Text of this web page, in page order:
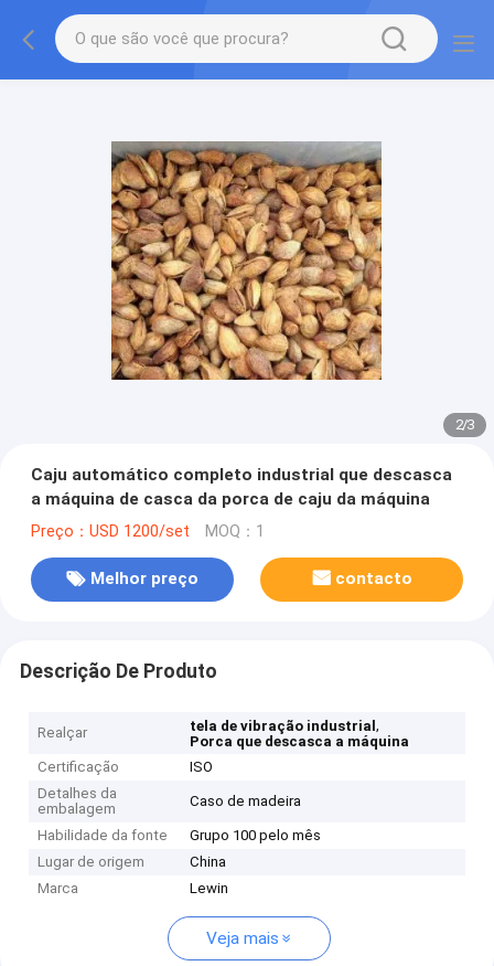
2/3
Caju automático completo industrial que descasca
a máquina de casca da porca de caju da máquina
Preço：USD 1200/set MOQ：1
Melhor preço contacto
Descrição De Produto
Realçar tela de vibração industrial,
Porca que descasca a máquina
Certificação
ISO
Detalhes da
embalagem
Caso de madeira
Habilidade da fonte
Grupo 100 pelo mês
Lugar de origem
China
Marca
Lewin
Veja mais